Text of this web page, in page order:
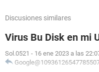
Discusiones similares
Virus Bu Disk en mi
Sol.0521 - 16 ene 2023 a las